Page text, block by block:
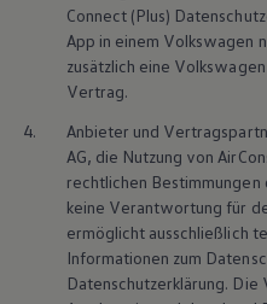
Connect(Plus)
App in einem Volkswagen
zusätzlich eine Volkswagen
Vertrag.
4.
Anbieter und
AG, die Nutzung von
rechtlichen Bestimmungen
keine Verantwortung für
ermöglicht ausschließlich
Informationen zum
Datenschutzerklärung.